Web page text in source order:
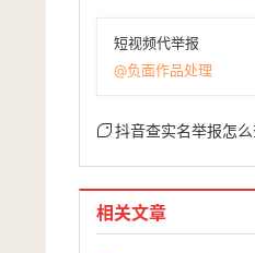
短视频代举报
@负面作品处理
抖音查实名举报怎
相关文章